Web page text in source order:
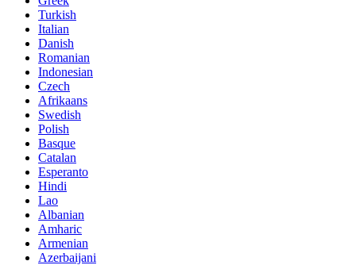
Turkish
Italian
Danish
Romanian
Indonesian
Czech
Afrikaans
Swedish
Polish
Basque
Catalan
Esperanto
Hindi
Lao
Albanian
Amharic
Armenian
Azerbaijani